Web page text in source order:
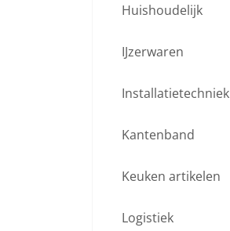
Huishoudelijk
IJzerwaren
Installatietechniek
Kantenband
Keuken artikelen
Logistiek